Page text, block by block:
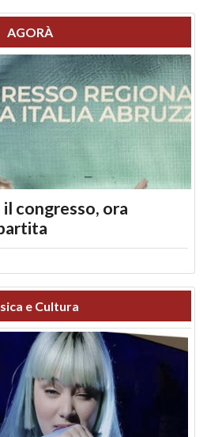
AGORÀ
il congresso, ora
e Cultura